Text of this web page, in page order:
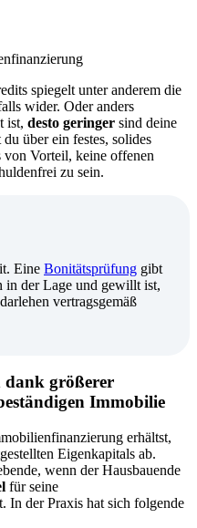
spiegelt unter anderem die
wider. Oder anders
ist, desto geringer sind deine
über ein festes, solides
Vorteil, keine offenen
zu sein.
Eine Bonitätsprüfung gibt
in der Lage und gewillt ist,
vertragsgemäß
dank größerer
Immobilie
erhältst,
Eigenkapitals ab.
wenn der Hausbauende
für seine
In der Praxis hat sich folgende